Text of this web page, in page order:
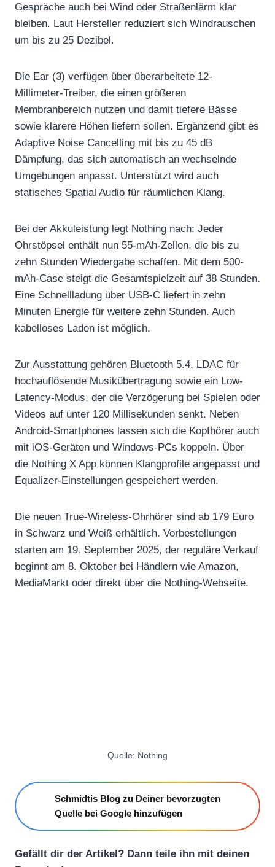
Gespräche auch bei Wind oder Straßenlärm klar
bleiben. Laut Hersteller reduziert sich Windrauschen
um bis zu 25 Dezibel.
Die Ear (3) verfügen über überarbeitete 12-
Millimeter-Treiber, die einen größeren
Membranbereich nutzen und damit tiefere Bässe
sowie klarere Höhen liefern sollen. Ergänzend gibt es
Adaptive Noise Cancelling mit bis zu 45 dB
Dämpfung, das sich automatisch an wechselnde
Umgebungen anpasst. Unterstützt wird auch
statisches Spatial Audio für räumlichen Klang.
Bei der Akkuleistung legt Nothing nach: Jeder
Ohrstöpsel enthält nun 55-mAh-Zellen, die bis zu
zehn Stunden Wiedergabe schaffen. Mit dem 500-
mAh-Case steigt die Gesamtspielzeit auf 38 Stunden.
Eine Schnellladung über USB-C liefert in zehn
Minuten Energie für weitere zehn Stunden. Auch
kabelloses Laden ist möglich.
Zur Ausstattung gehören Bluetooth 5.4, LDAC für
hochauflösende Musikübertragung sowie ein Low-
Latency-Modus, der die Verzögerung bei Spielen oder
Videos auf unter 120 Millisekunden senkt. Neben
Android-Smartphones lassen sich die Kopfhörer auch
mit iOS-Geräten und Windows-PCs koppeln. Über
die Nothing X App können Klangprofile angepasst und
Equalizer-Einstellungen gespeichert werden.
Die neuen True-Wireless-Ohrhörer sind ab 179 Euro
in Schwarz und Weiß erhältlich. Vorbestellungen
starten am 19. September 2025, der reguläre Verkauf
beginnt am 8. Oktober bei Händlern wie Amazon,
MediaMarkt oder direkt über die Nothing-Webseite.
Quelle: Nothing
Schmidtis Blog zu Deiner bevorzugten
Quelle bei Google hinzufügen
Gefällt dir der Artikel? Dann teile ihn mit deinen